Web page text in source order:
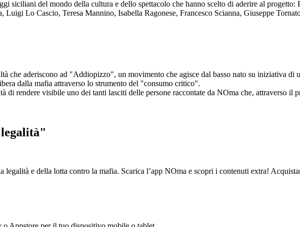
siciliani del mondo della cultura e dello spettacolo che hanno scelto di aderire al
Lo Cascio, Teresa Mannino, Isabella Ragonese, Francesco Scianna, Giuseppe
che aderiscono ad "Addiopizzo", un movimento che agisce dal basso nato su iniziativa di
dalla mafia attraverso lo strumento del "consumo critico".
di rendere visibile uno dei tanti lasciti delle persone raccontate da NOma che, attraverso il
legalità e della lotta contro la mafia. Scarica l’app NOma e scopri i contenuti extra!